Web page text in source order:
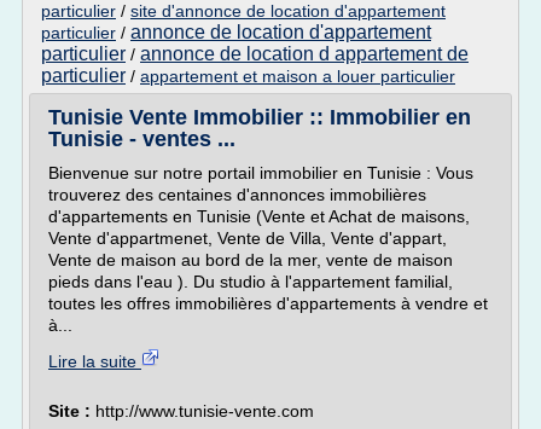
particulier / site d'annonce de location d'appartement
particulier / annonce de location d'appartement
particulier / annonce de location d appartement de
particulier / appartement et maison a louer particulier
Tunisie Vente Immobilier :: Immobilier en
Tunisie - ventes ...
Bienvenue sur notre portail immobilier en Tunisie : Vous
trouverez des centaines d'annonces immobilières
d'appartements en Tunisie (Vente et Achat de maisons,
Vente d'appartmenet, Vente de Villa, Vente d'appart,
Vente de maison au bord de la mer, vente de maison
pieds dans l'eau ). Du studio à l'appartement familial,
toutes les offres immobilières d'appartements à vendre et
à...
Lire la suite
Site : http://www.tunisie-vente.com